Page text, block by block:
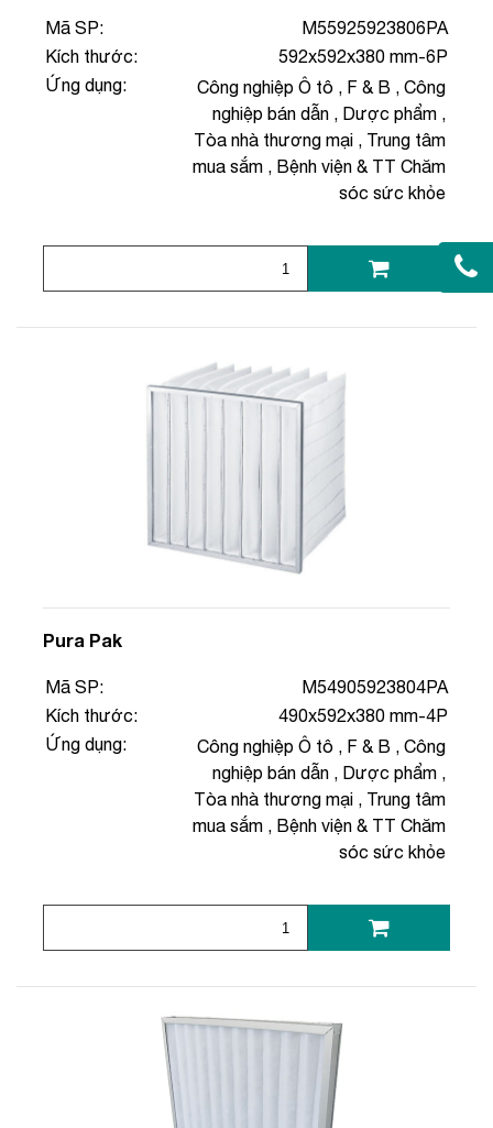
Mã SP:
M55925923806PA
Kích thước:
592x592x380 mm-6P
Ứng dụng:
Công nghiệp Ô tô , F & B , Công
nghiệp bán dẫn , Dược phẩm ,
Tòa nhà thương mại , Trung tâm
mua sắm , Bệnh viện & TT Chăm
sóc sức khỏe
Pura Pak
Mã SP:
M54905923804PA
Kích thước:
490x592x380 mm-4P
Ứng dụng:
Công nghiệp Ô tô , F & B , Công
nghiệp bán dẫn , Dược phẩm ,
Tòa nhà thương mại , Trung tâm
mua sắm , Bệnh viện & TT Chăm
sóc sức khỏe